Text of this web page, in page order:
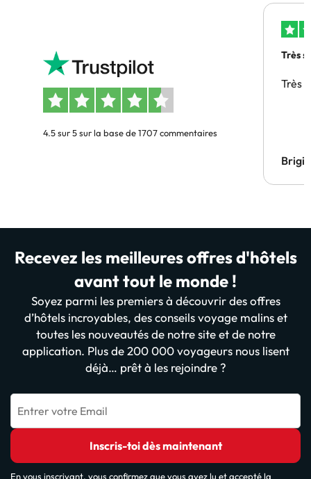
4.5 sur 5 sur la base de 1707 commentaires
Très
Très
Recevez les meilleures offres d'hôtels
avant tout le monde !
Soyez parmi les premiers à découvrir des offres
d’hôtels incroyables, des conseils voyage malins et
toutes les nouveautés de notre site et de notre
application. Plus de 200 000 voyageurs nous lisent
déjà… prêt à les rejoindre ?
Entrer votre Email
Inscris-toi dès maintenant
En vous inscrivant, vous confirmez que vous avez lu et accepté la